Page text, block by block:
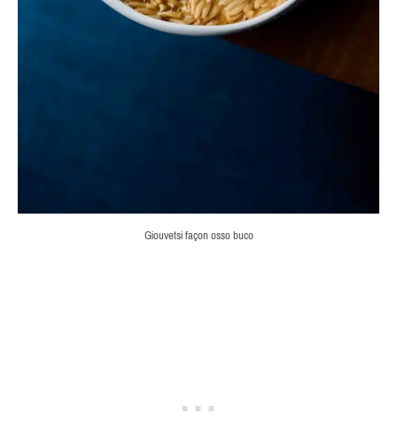
Giouvetsi façon osso buco